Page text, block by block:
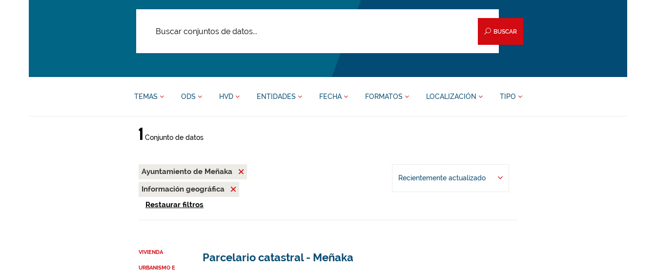
BUSCAR
TEMAS ODS HVD ENTIDADES FECHA FORMATOS LOCALIZACIÓN TIPO
1 Conjunto de datos
Ayuntamiento de Meñaka
Información geográfica
Restaurar filtros
Recientemente actualizado
VIVIENDA
URBANISMO E
Parcelario catastral - Meñaka